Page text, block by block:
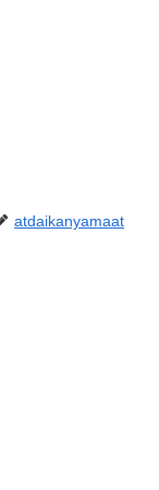
atdaikanyamaat